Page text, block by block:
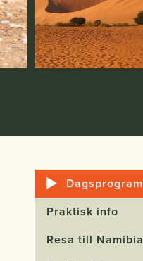
Dagsprogram
Praktisk info
Resa till Namibia